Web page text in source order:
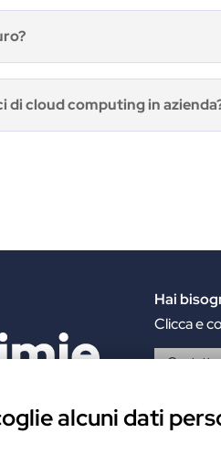
di cloud computing in
Hai
Clicca e
Via Elia
alcuni dati